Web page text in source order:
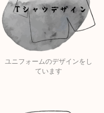
ユニフォームのデザインをし
ています